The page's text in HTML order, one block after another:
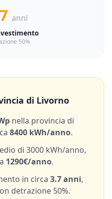
anni
50%
di Livorno
nella provincia di
8400 kWh/anno.
di 3000 kWh/anno,
1290€/anno.
in circa 3.7anni,
detrazione 50%.